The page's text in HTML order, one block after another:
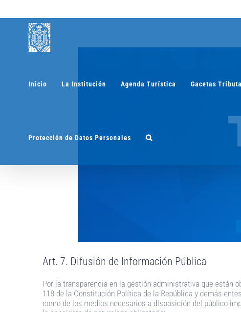
contenido
Inicio La Institución Agenda Turística Gacetas
Protección de Datos Personales
Art. 7. Difusión de Información Pública
Por la transparencia en la gestión administrativa que están
118 de la Constitución Política de la República y demás
como de los medios necesarios a disposición del público